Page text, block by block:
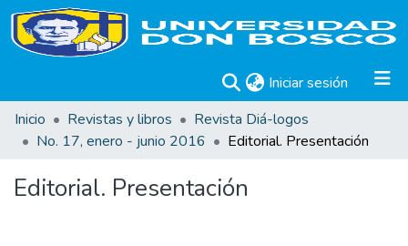
Iniciar sesión (current)
Inicio
Revistas y libros
Revista Diá-logos
No. 17, enero - junio 2016
Editorial. Presentación
Editorial. Presentación